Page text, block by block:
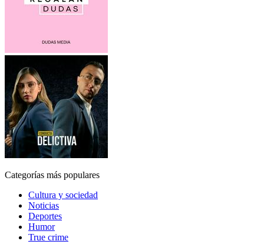
Categorías más populares
Cultura y sociedad
Noticias
Deportes
Humor
True crime